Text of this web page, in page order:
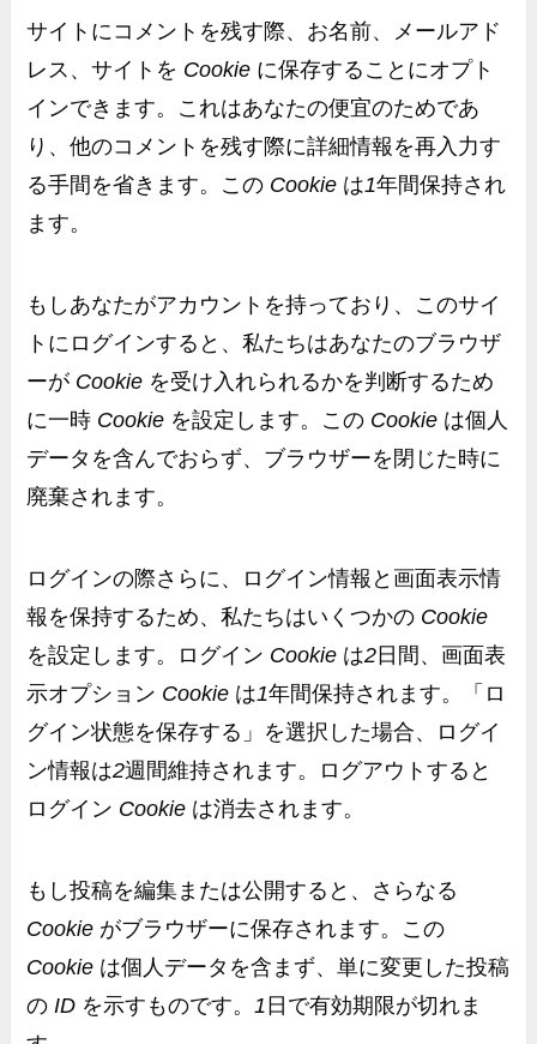
サイトにコメントを残す際、お名前、メールアド
レス、サイトを Cookie に保存することにオプト
インできます。これはあなたの便宜のためであ
り、他のコメントを残す際に詳細情報を再入力す
る手間を省きます。この Cookie は1年間保持され
ます。
もしあなたがアカウントを持っており、このサイ
トにログインすると、私たちはあなたのブラウザ
ーが Cookie を受け入れられるかを判断するため
に一時 Cookie を設定します。この Cookie は個人
データを含んでおらず、ブラウザーを閉じた時に
廃棄されます。
ログインの際さらに、ログイン情報と画面表示情
報を保持するため、私たちはいくつかの Cookie
を設定します。ログイン Cookie は2日間、画面表
示オプション Cookie は1年間保持されます。「ロ
グイン状態を保存する」を選択した場合、ログイ
ン情報は2週間維持されます。ログアウトすると
ログイン Cookie は消去されます。
もし投稿を編集または公開すると、さらなる
Cookie がブラウザーに保存されます。この
Cookie は個人データを含まず、単に変更した投稿
の ID を示すものです。1 日で有効期限が切れま